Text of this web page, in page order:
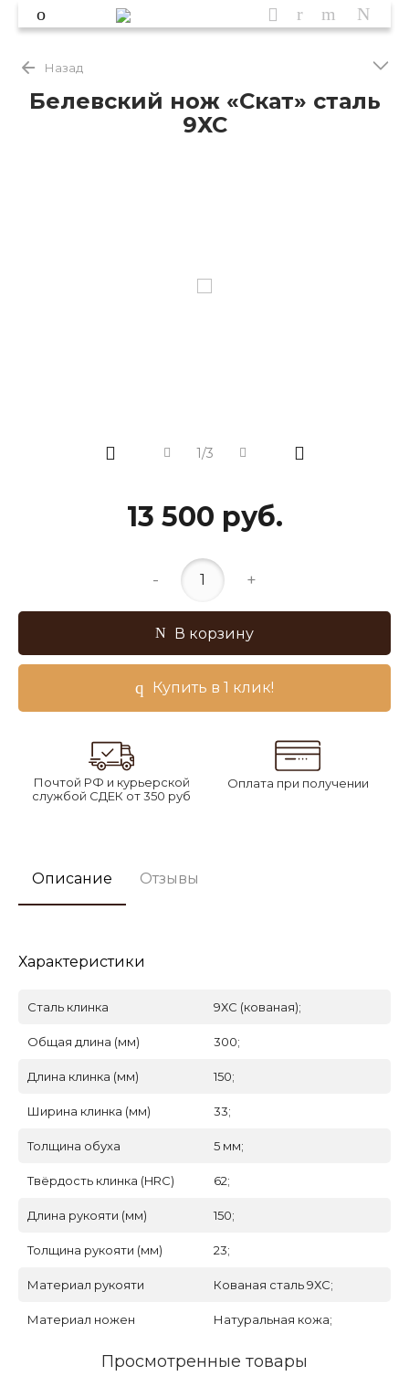
Назад
Белевский нож «Скат» сталь
9ХС
1/3
13 500 руб.
- +
В корзину
Купить в 1 клик!
Почтой РФ и курьерской
службой СДЕК от 350 руб
Оплата при получении
Описание Отзывы
Характеристики
Сталь клинка 9ХС (кованая);
Общая длина (мм) 300;
Длина клинка (мм) 150;
Ширина клинка (мм) 33;
Толщина обуха 5 мм;
Твёрдость клинка (HRC) 62;
Длина рукояти (мм) 150;
Толщина рукояти (мм) 23;
Материал рукояти Кованая сталь 9ХС;
Материал ножен Натуральная кожа;
Просмотренные товары